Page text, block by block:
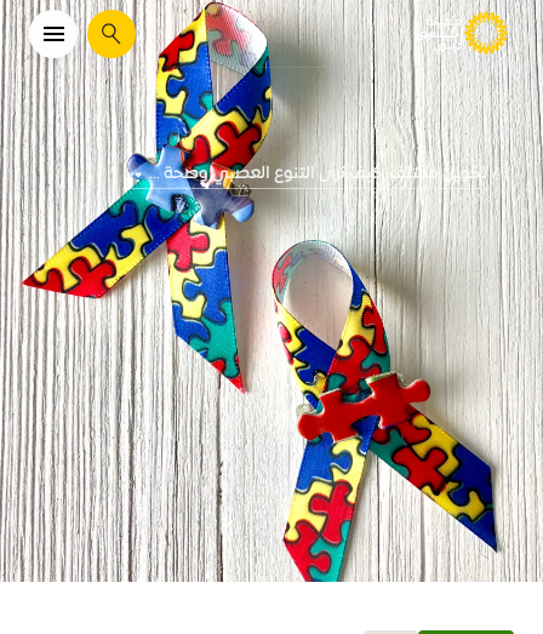
يبحث
... تكوين مختلف: كيف نرى التنوع العصبي وصحة ...